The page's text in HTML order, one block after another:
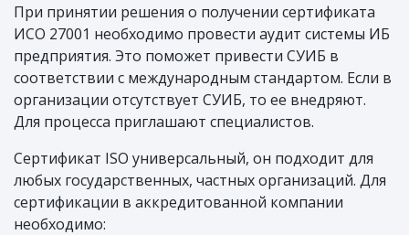
При принятии решения о получении сертификата
ИСО 27001 необходимо провести аудит системы ИБ
предприятия. Это поможет привести СУИБ в
соответствии с международным стандартом. Если в
организации отсутствует СУИБ, то ее внедряют.
Для процесса приглашают специалистов.
Сертификат ISO универсальный, он подходит для
любых государственных, частных организаций. Для
сертификации в аккредитованной компании
необходимо: